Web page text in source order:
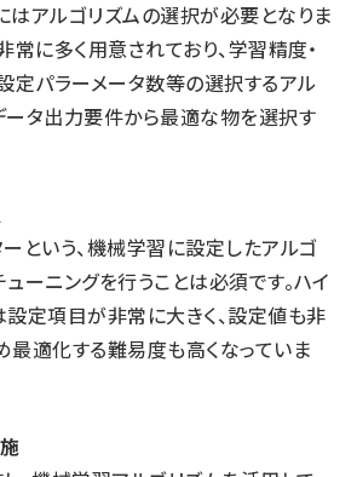
はアルゴリズムの選択が必要となりま
常に多く用意されており、学習精度・
定パラーメータ数等の選択するアル
ータ出力要件から最適な物を選択す
という、機械学習に設定したアルゴ
ーニングを行うことは必須です。ハイ
定項目が非常に大きく、設定値も非
最適化する難易度も高くなっていま